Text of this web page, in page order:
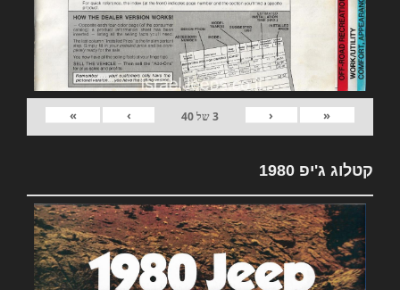
«
‹
3של40
›
»
קטלוג ג'יפ 1980